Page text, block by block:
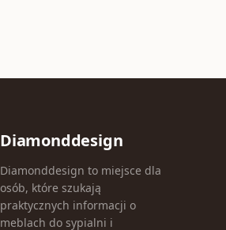
Diamonddesign
Diamonddesign to miejsce dla
osób, które szukają
praktycznych informacji o
meblach do sypialni i